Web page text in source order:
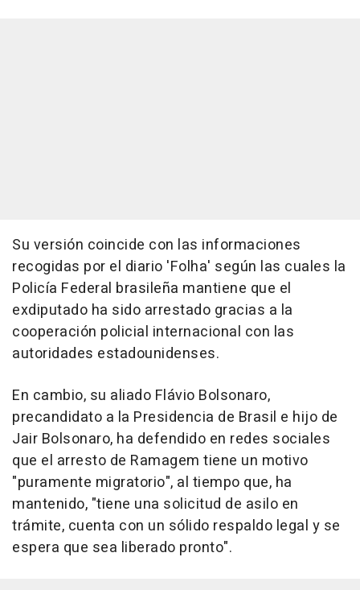
Su versión coincide con las informaciones
recogidas por el diario 'Folha' según las cuales la
Policía Federal brasileña mantiene que el
exdiputado ha sido arrestado gracias a la
cooperación policial internacional con las
autoridades estadounidenses.
En cambio, su aliado Flávio Bolsonaro,
precandidato a la Presidencia de Brasil e hijo de
Jair Bolsonaro, ha defendido en redes sociales
que el arresto de Ramagem tiene un motivo
"puramente migratorio", al tiempo que, ha
mantenido, "tiene una solicitud de asilo en
trámite, cuenta con un sólido respaldo legal y se
espera que sea liberado pronto".